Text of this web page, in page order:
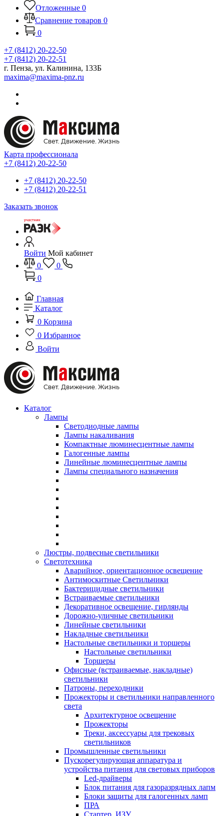
Отложенные 0
Сравнение товаров 0
0
+7 (8412) 20-22-50
+7 (8412) 20-22-51
г. Пенза, ул. Калинина, 133Б
maxima@maxima-pnz.ru
Карта профессионала
+7 (8412) 20-22-50
+7 (8412) 20-22-50
+7 (8412) 20-22-51
Заказать звонок
Войти Мой кабинет
0
0
0
Главная
Каталог
0 Корзина
0 Избранное
Войти
Каталог
Лампы
Светодиодные лампы
Лампы накаливания
Компактные люминесцентные лампы
Галогенные лампы
Линейные люминесцентные лампы
Лампы специального назначения
Люстры, подвесные светильники
Светотехника
Аварийное, ориентационное освещение
Антимоскитные Светильники
Бактерицидные светильники
Встраиваемые светильники
Декоративное освещение, гирлянды
Дорожно-уличные светильники
Линейные светильники
Накладные светильники
Настольные светильники и торшеры
Настольные светильники
Торшеры
Офисные (встраиваемые, накладные)
светильники
Патроны, переходники
Прожекторы и светильники направленного
света
Архитектурное освещение
Прожекторы
Треки, аксессуары для трековых
светильников
Промышленные светильники
Пускорегулирующая аппаратура и
устройства питания для световых приборов
Led-драйверы
Блок питания для газоразрядных лапм
Блоки защиты для галогенных ламп
ПРА
Стартер, ИЗУ